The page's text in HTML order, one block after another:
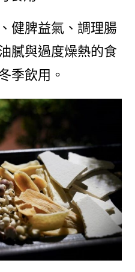
健脾益氣、調理腸
膩與過度燥熱的食
季飲用。